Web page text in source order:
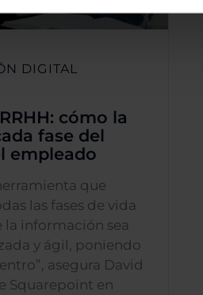
DIGITAL
cómo la
fase del
empleado
que
las fases de vida
información sea
y ágil, poniendo
asegura David
Squarepoint en